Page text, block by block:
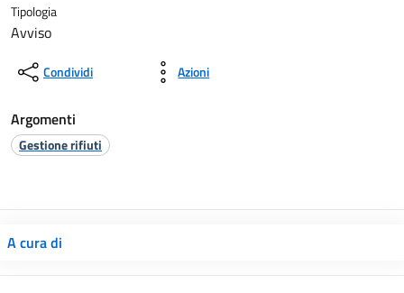
Tipologia
Avviso
Condividi Azioni
Argomenti
Gestione rifiuti
A cura di